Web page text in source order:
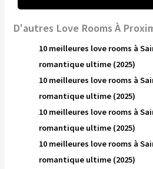
D'autres Love Rooms À
10 meilleures love rooms à
romantique ultime (2025)
10 meilleures love rooms à
romantique ultime (2025)
10 meilleures love rooms à
romantique ultime (2025)
10 meilleures love rooms à
romantique ultime (2025)